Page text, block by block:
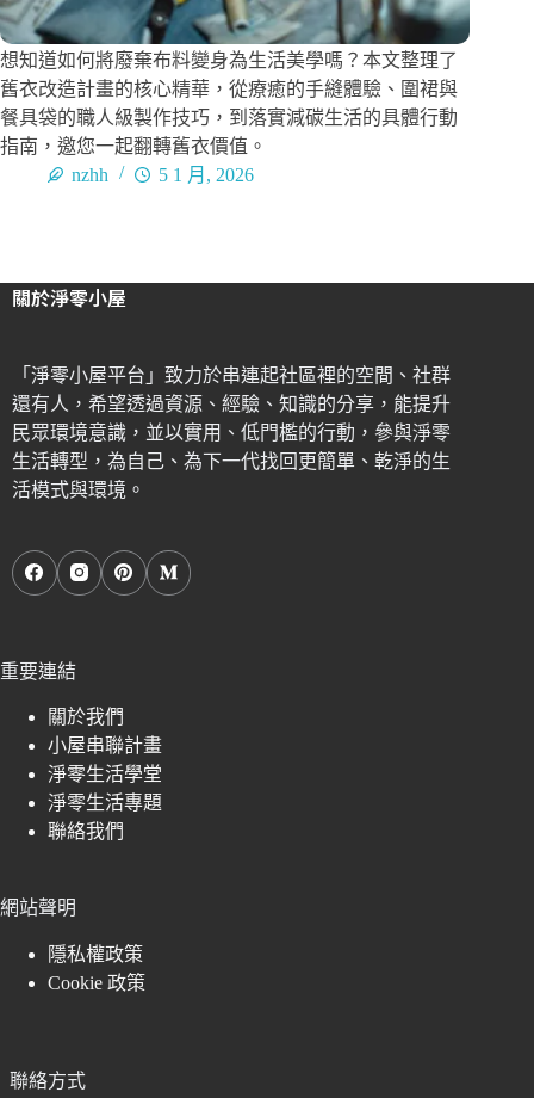
想知道如何將廢棄布料變身為生活美學嗎？本文整理了
舊衣改造計畫的核心精華，從療癒的手縫體驗、圍裙與
餐具袋的職人級製作技巧，到落實減碳生活的具體行動
指南，邀您一起翻轉舊衣價值。
nzhh
5 1 月, 2026
關於淨零小屋
「淨零小屋平台」致力於串連起社區裡的空間、社群
還有人，希望透過資源、經驗、知識的分享，能提升
民眾環境意識，並以實用、低門檻的行動，參與淨零
生活轉型，為自己、為下一代找回更簡單、乾淨的生
活模式與環境。
重要連結
關於我們
小屋串聯計畫
淨零生活學堂
淨零生活專題
聯絡我們
網站聲明
隱私權政策
Cookie 政策
聯絡方式